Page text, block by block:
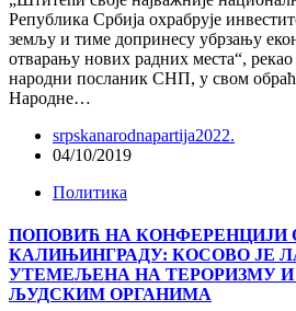
Република Србија охрабрује
земљу и тиме допринесу убрзању
отварању нових радних места“,
народни посланик СНП, у свом
Народне…
srpskanarodnapartija2022.
04/10/2019
Политика
ПОПОВИЋ НА КОНФЕРЕНЦИЈИ
КАЛИЊИНГРАДУ: КОСОВО ЈЕ
УТЕМЕЉЕНА НА ТЕРОРИЗМУ И
ЉУДСКИМ ОРГАНИМА